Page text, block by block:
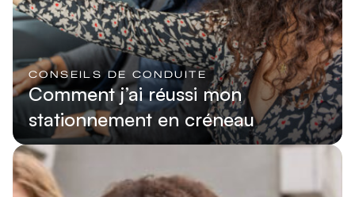
CONSEILS DE CONDUITE
Comment j’ai réussi mon
stationnement en créneau
Lire l'article